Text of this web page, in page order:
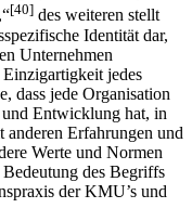
(often unstated) that
[40]des weiteren stellt
Identität dar,
Unternehmen
jedes
dass jede Organisation
und Entwicklung hat, in
Erfahrungen und
Werte und Normen
des Begriffs
der KMU’s und